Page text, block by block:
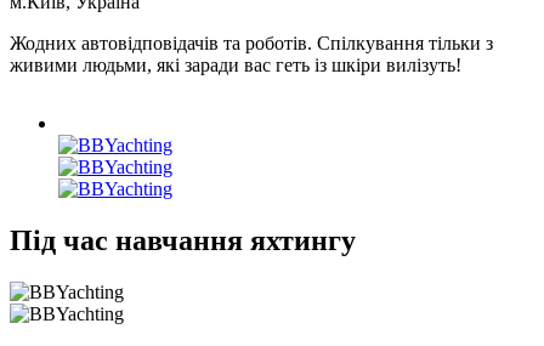
Жодних автовідповідачів та роботів. Спілкування тільки з
живими людьми, які заради вас геть із шкіри вилізуть!
Під час навчання яхтингу